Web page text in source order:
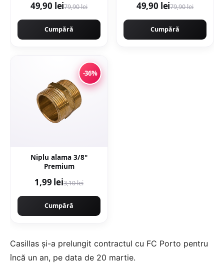
mata rectificata aspect
49,90 lei79,90 lei
Cumpără
rectificata aspect
49,90 lei79,90 lei
Cumpără
-36%
Niplu alama 3/8"
Premium
1,99 lei3,10 lei
Cumpără
Casillas și-a prelungit contractul cu FC Porto pentru
încă un an, pe data de 20 martie.